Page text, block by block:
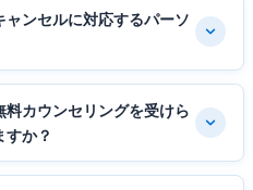
ンセルに対応するパーソ
カウンセリングを受けら
すか？